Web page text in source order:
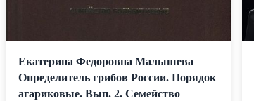
Екатерина Федоровна Малышева
Определитель грибов России. Порядок
агариковые. Вып. 2. Семейство